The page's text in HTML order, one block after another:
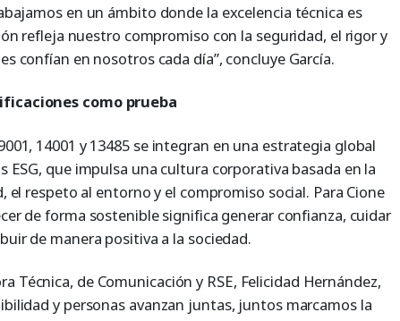
en un ámbito donde la excelencia técnica es
refleja nuestro compromiso con la seguridad, el rigor y
confían en nosotros cada día”, concluye García.
como prueba
14001 y 13485 se integran en una estrategia global
ESG, que impulsa una cultura corporativa basada en la
el respeto al entorno y el compromiso social. Para Cione
de forma sostenible significa generar confianza, cuidar
de manera positiva a la sociedad.
Técnica, de Comunicación y RSE, Felicidad Hernández,
y personas avanzan juntas, juntos marcamos la